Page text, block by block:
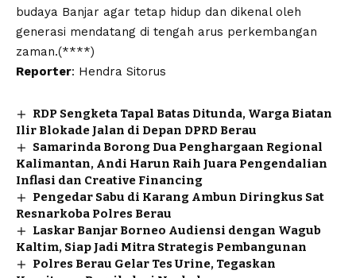
budaya Banjar agar tetap hidup dan dikenal oleh
generasi mendatang di tengah arus perkembangan
zaman.(****)
Reporter: Hendra Sitorus
RDP Sengketa Tapal Batas Ditunda, Warga Biatan
Ilir Blokade Jalan di Depan DPRD Berau
Samarinda Borong Dua Penghargaan Regional
Kalimantan, Andi Harun Raih Juara Pengendalian
Inflasi dan Creative Financing
Pengedar Sabu di Karang Ambun Diringkus Sat
Resnarkoba Polres Berau
Laskar Banjar Borneo Audiensi dengan Wagub
Kaltim, Siap Jadi Mitra Strategis Pembangunan
Polres Berau Gelar Tes Urine, Tegaskan